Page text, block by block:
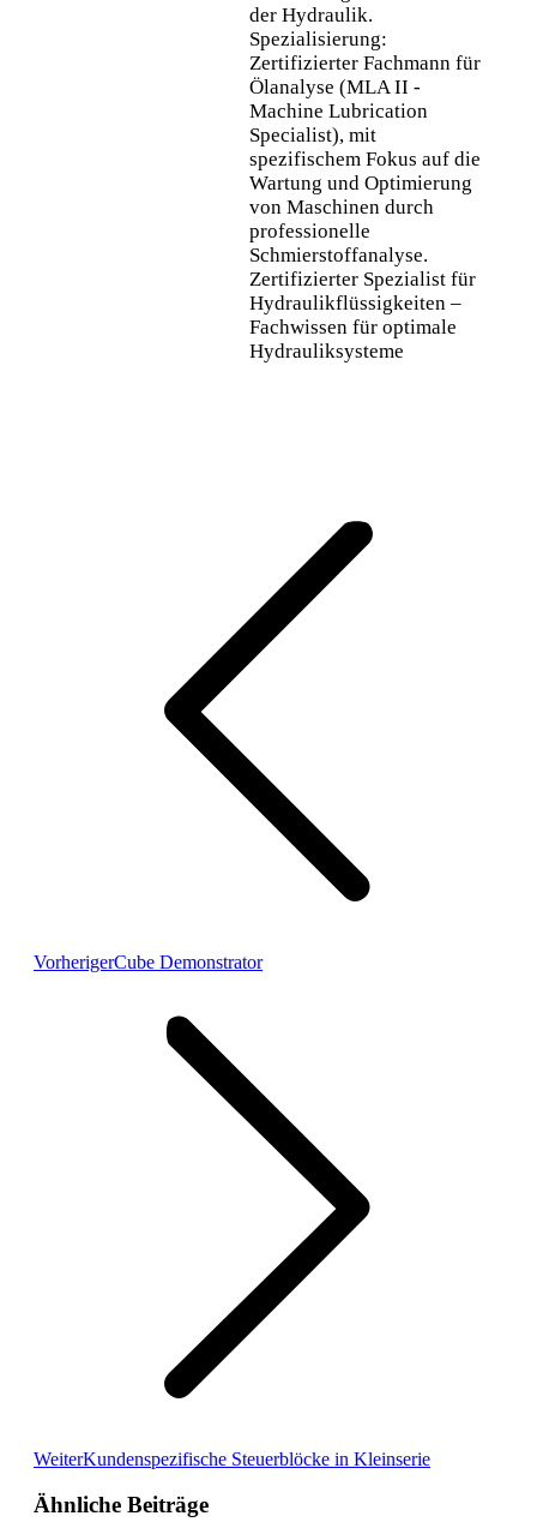
der Hydraulik.
Spezialisierung:
Zertifizierter Fachmann für
Ölanalyse (MLA II -
Machine Lubrication
Specialist), mit
spezifischem Fokus auf die
Wartung und Optimierung
von Maschinen durch
professionelle
Schmierstoffanalyse.
Zertifizierter Spezialist für
Hydraulikflüssigkeiten –
Fachwissen für optimale
Hydrauliksysteme
VorherigerCube Demonstrator
WeiterKundenspezifische Steuerblöcke in Kleinserie
Ähnliche Beiträge